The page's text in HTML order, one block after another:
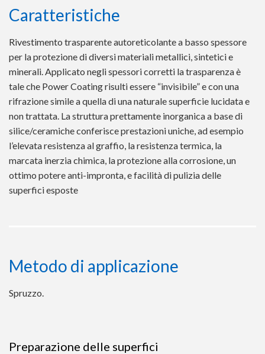
Caratteristiche
Rivestimento trasparente autoreticolante a basso spessore
per la protezione di diversi materiali metallici, sintetici e
minerali. Applicato negli spessori corretti la trasparenza è
tale che Power Coating risulti essere “invisibile” e con una
rifrazione simile a quella di una naturale superficie lucidata e
non trattata. La struttura prettamente inorganica a base di
silice/ceramiche conferisce prestazioni uniche, ad esempio
l’elevata resistenza al graffio, la resistenza termica, la
marcata inerzia chimica, la protezione alla corrosione, un
ottimo potere anti-impronta, e facilità di pulizia delle
superfici esposte
Metodo di applicazione
Spruzzo.
Preparazione delle superfici